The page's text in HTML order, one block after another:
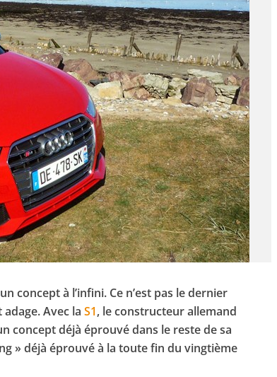
concept à l’infini. Ce n’est pas le dernier
Avec laS1, le constructeur allemand
concept déjà éprouvé dans le reste de sa
» déjà éprouvé à la toute fin du vingtième